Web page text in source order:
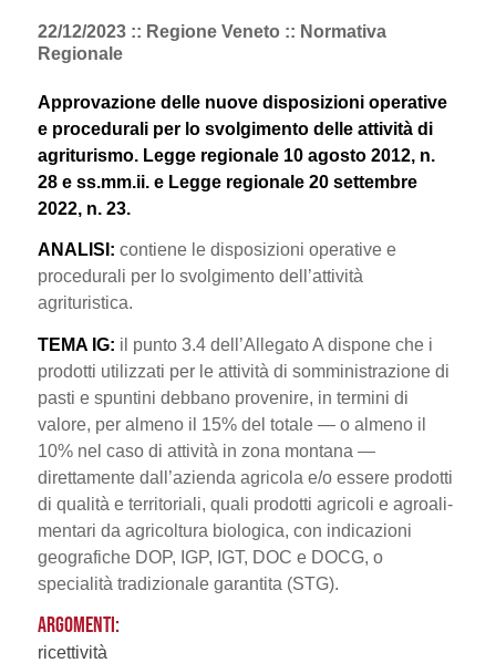
22/12/2023 :: Regione Veneto :: Normativa
Regionale
Approvazione delle nuove disposizioni operative
e procedurali per lo svol­gimento delle attività di
agriturismo. Legge regionale 10 agosto 2012, n.
28 e ss.mm.ii. e Legge regionale 20 settembre
2022, n. 23.
ANALISI: contiene le disposizioni operative e
procedurali per lo svolgi­mento dell’attività
agrituristica.
TEMA IG: il punto 3.4 dell’Allegato A dispone che i
prodotti utilizzati per le attività di somministrazione di
pasti e spuntini debbano provenire, in termini di
valore, per almeno il 15% del totale — o almeno il
10% nel caso di attività in zona montana —
direttamente dall’azienda agricola e/o essere prodotti
di qualità e territoriali, quali prodotti agricoli e agroali­
mentari da agricoltura biologica, con indicazioni
geografiche DOP, IGP, IGT, DOC e DOCG, o
specialità tradizionale garantita (STG).
ARGOMENTI:
ricettività